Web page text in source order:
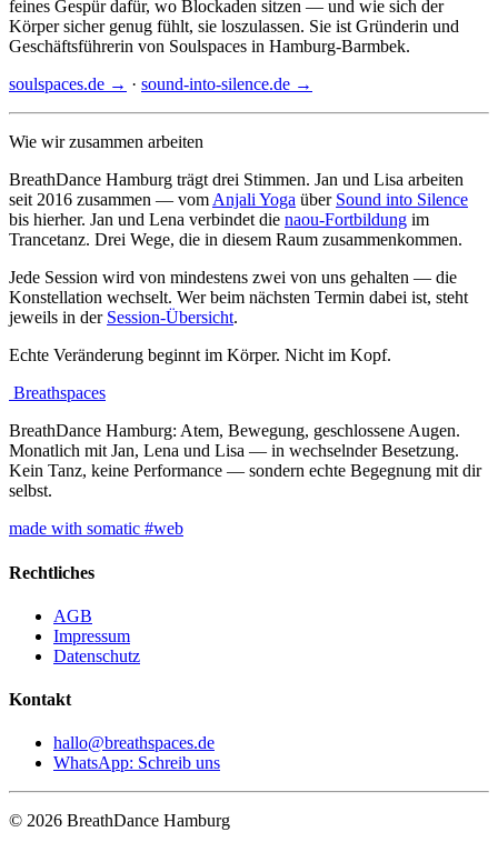
feines Gespür dafür, wo Blockaden sitzen — und wie sich der
Körper sicher genug fühlt, sie loszulassen. Sie ist Gründerin und
Geschäftsführerin von Soulspaces in Hamburg-Barmbek.
soulspaces.de → · sound-into-silence.de →
Wie wir zusammen arbeiten
BreathDance Hamburg trägt drei Stimmen. Jan und Lisa arbeiten
seit 2016 zusammen — vom Anjali Yoga über Sound into Silence
bis hierher. Jan und Lena verbindet die naou-Fortbildung im
Trancetanz. Drei Wege, die in diesem Raum zusammenkommen.
Jede Session wird von mindestens zwei von uns gehalten — die
Konstellation wechselt. Wer beim nächsten Termin dabei ist, steht
jeweils in der Session-Übersicht.
Echte Veränderung beginnt im Körper. Nicht im Kopf.
Breathspaces
BreathDance Hamburg: Atem, Bewegung, geschlossene Augen.
Monatlich mit Jan, Lena und Lisa — in wechselnder Besetzung.
Kein Tanz, keine Performance — sondern echte Begegnung mit dir
selbst.
made with somatic #web
Rechtliches
AGB
Impressum
Datenschutz
Kontakt
hallo@breathspaces.de
WhatsApp: Schreib uns
© 2026 BreathDance Hamburg